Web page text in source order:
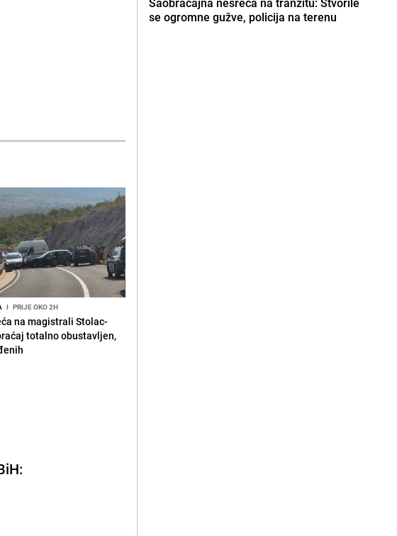
I PRIJE OKO 2H
na magistrali Stolac-
totalno obustavljen,
se ogromne gužve, policija na terenu